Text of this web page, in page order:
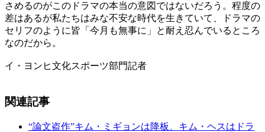
さめるのがこのドラマの本当の意図ではないだろう。程度の
差はあるが私たちはみな不安な時代を生きていて、ドラマの
セリフのように皆「今月も無事に」と耐え忍んでいるところ
なのだから。
イ・ヨンヒ文化スポーツ部門記者
関連記事
“論文盗作”キム・ミギョンは降板、キム・ヘスはドラ